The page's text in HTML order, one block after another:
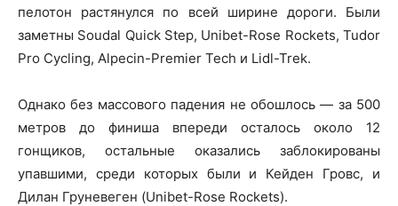
пелотон растянулся по всей ширине дороги. Были
заметны Soudal Quick Step, Unibet-Rose Rockets, Tudor
Pro Cycling, Alpecin-Premier Tech и Lidl-Trek.
Однако без массового падения не обошлось — за 500
метров до финиша впереди осталось около 12
гонщиков, остальные оказались заблокированы
упавшими, среди которых были и Кейден Гровс, и
Дилан Груневеген (Unibet-Rose Rockets).